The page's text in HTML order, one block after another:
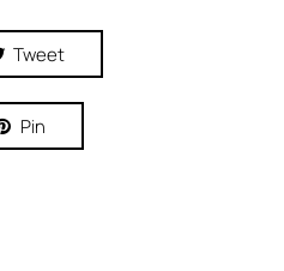
Tweet
Pin